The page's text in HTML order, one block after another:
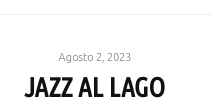
Agosto 2, 2023
JAZZ AL LAGO